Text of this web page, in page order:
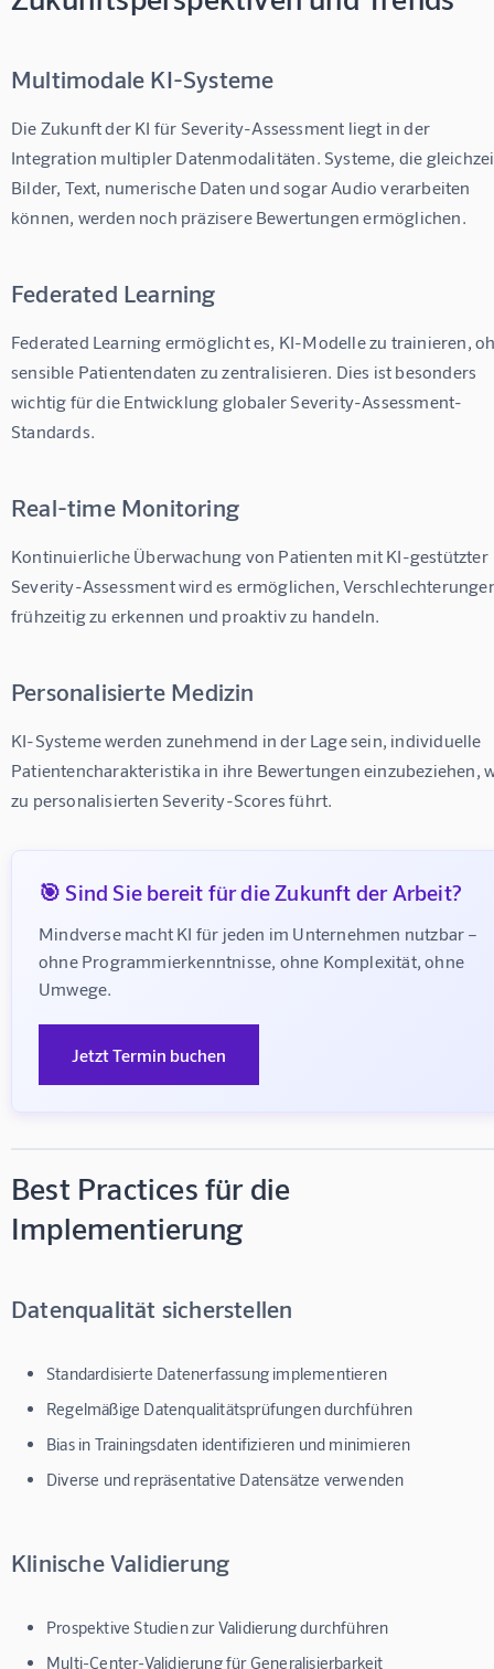
Multimodale KI-Systeme
Die Zukunft der KI für Severity-Assessment liegt in der
Integration multipler Datenmodalitäten. Systeme, die
Bilder, Text, numerische Daten und sogar Audio verarbeiten
können, werden noch präzisere Bewertungen ermöglichen.
Federated Learning
Federated Learning ermöglicht es, KI-Modelle zu trainieren,
sensible Patientendaten zu zentralisieren. Dies ist besonders
wichtig für die Entwicklung globaler Severity-Assessment-
Standards.
Real-time Monitoring
Kontinuierliche Überwachung von Patienten mit KI-gestützter
Severity-Assessment wird es ermöglichen,
frühzeitig zu erkennen und proaktiv zu handeln.
Personalisierte Medizin
KI-Systeme werden zunehmend in der Lage sein, individuelle
Patientencharakteristika in ihre Bewertungen einzubeziehen,
zu personalisierten Severity-Scores führt.
🎯 Sind Sie bereit für die Zukunft der Arbeit?
Mindverse macht KI für jeden im Unternehmen nutzbar –
ohne Programmierkenntnisse, ohne Komplexität, ohne
Umwege.
Jetzt Termin buchen
Best Practices für die
Implementierung
Datenqualität sicherstellen
Standardisierte Datenerfassung implementieren
Regelmäßige Datenqualitätsprüfungen durchführen
Bias in Trainingsdaten identifizieren und minimieren
Diverse und repräsentative Datensätze verwenden
Klinische Validierung
Prospektive Studien zur Validierung durchführen
Multi-Center-Validierung für Generalisierbarkeit